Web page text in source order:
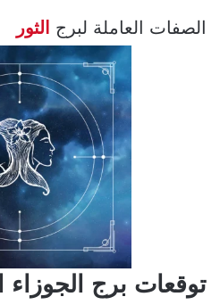
الصفات العاملة لبرج الثور
توقعات برج الجوزاء